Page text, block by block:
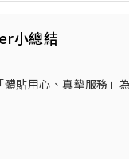
小總結
貼用心、真摰服務」